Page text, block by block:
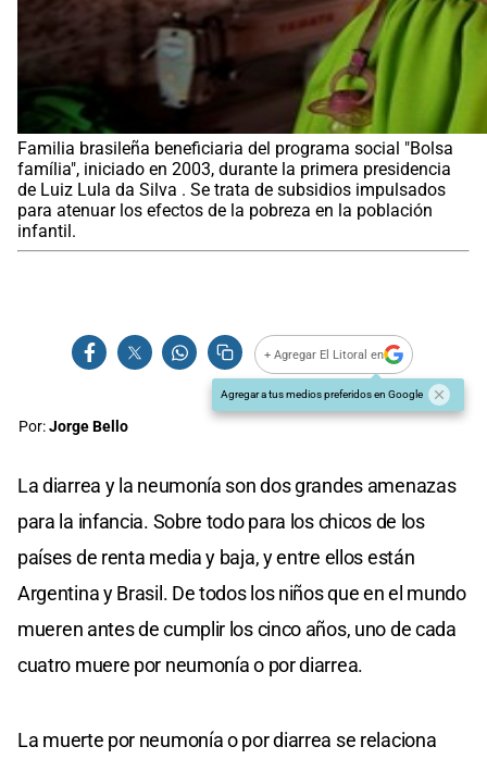
Familia brasileña beneficiaria del programa social "Bolsa
família", iniciado en 2003, durante la primera presidencia
de Luiz Lula da Silva . Se trata de subsidios impulsados
para atenuar los efectos de la pobreza en la población
infantil.
+ Agregar El Litoral en
Agregar a tus medios preferidos en Google
Por:Jorge Bello
La diarrea y la neumonía son dos grandes amenazas
para la infancia. Sobre todo para los chicos de los
países de renta media y baja, y entre ellos están
Argentina y Brasil. De todos los niños que en el mundo
mueren antes de cumplir los cinco años, uno de cada
cuatro muere por neumonía o por diarrea.
La muerte por neumonía o por diarrea se relaciona